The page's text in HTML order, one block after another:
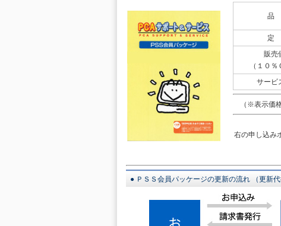
品
定
販売
（１０％
サービ
（※表示価格
右の申し込み
● ＰＳＳ会員パッケージの更新の流れ （更新代